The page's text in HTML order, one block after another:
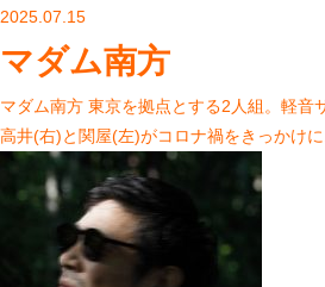
2025.07.15
マダム南方
マダム南方 東京を拠点とする2人組。軽音
高井(右)と関屋(左)がコロナ禍をきっかけに